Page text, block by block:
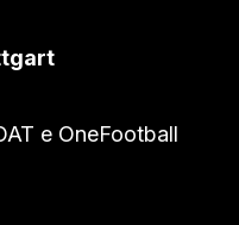
e OneFootball